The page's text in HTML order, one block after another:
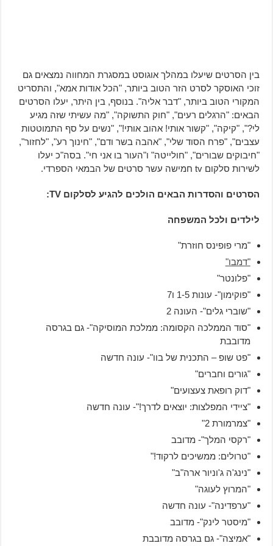
בין הסרטים שיעלו במהלך אוגוסט במסגרת המחווה נמצאים גם
זוכי האוסקר לסרט הזר הטוב ביותר, "הכל אודות אמא", והתסריט
המקורי הטוב ביותר, "דבר אליה". בנוסף, בין היתר, יעלו הסרטים
הבאים: "הרגלים רעים", "חוק התשוקה", "מה עשיתי שזה מגיע
לי?", "קיקה", "קשור אותי! אהוב אותי!", "נשים על סף התמוטטות
עצבים", "פרח הסוד שלי", "אהבה בשר ודם", "חינוך רע", "לחזור",
"חיבוקים שבורים", "חולייטה" ו"העור בו אני חי". בסה"כ יעלו
לשירות סלקום tv
חמישה עשר סרטים של הבמאי הספרדי.
הסרטים והסדרות הבאים הולכים להגיע לסלקום TV:
לילדים ולכל המשפחה
"מרי פופינס חוזרת"
"דמבו"
"פלונטר"
"פוקימון"- עונות 1-5 ו7
"שוברי גלים"- העונה 2
"סוד הממלכה הקסומה: ממלכת המוסיקה"- גם בגרסה
מדובבת
"פט שופ – התכנית של בוו"- עונה חדשה
"גורים וחברים"
"דוק רופאת צעצועים"
"ציידי המפלצות: יוצאים לדרך!"- עונה חדשה
"צמרמורת 2"
"רקסי המלך"- מדובב
"טרולים: ממשיכים לרקוד!"
"נינג'ה ג'וניור ארה"ב"
"המרוץ לעוגה"
"ערפדינה"- עונה חדשה
"מיסטר לינק"- מדובב
"אמיצה"- גם בגרסה מדובבת